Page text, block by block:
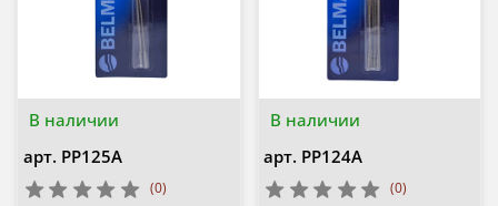
В наличии
арт. PP125A
(0)
В наличии
арт. PP124A
(0)